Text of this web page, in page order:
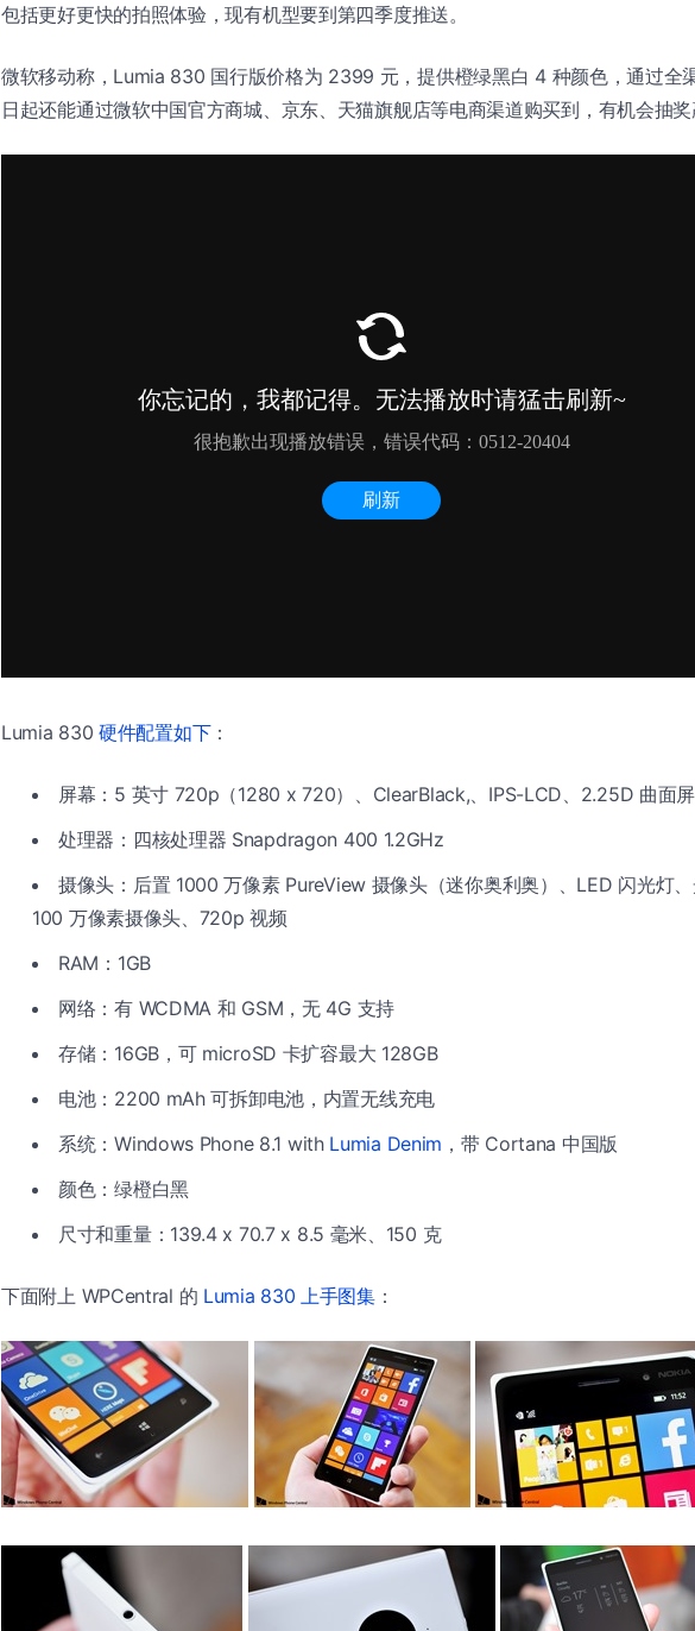
包括更好更快的拍照体验，现有机型要到第四季度推送。
微软移动称，Lumia 830 国行版价格为 2399 元，提供橙绿黑白 4 种颜色，通过全
日起还能通过微软中国官方商城、京东、天猫旗舰店等电商渠道购买到，有机会抽奖
Lumia 830硬件配置如下：
屏幕：5 英寸 720p（1280 x 720）、ClearBlack,、IPS-LCD、2.25D 曲面屏
处理器：四核处理器 Snapdragon 400 1.2GHz
摄像头：后置 1000 万像素 PureView 摄像头（迷你奥利奥）、LED 闪光灯
100 万像素摄像头、720p 视频
RAM：1GB
网络：有 WCDMA 和 GSM，无 4G 支持
存储：16GB，可 microSD 卡扩容最大 128GB
电池：2200 mAh 可拆卸电池，内置无线充电
系统：Windows Phone 8.1 with Lumia Denim ，带 Cortana 中国版
颜色：绿橙白黑
尺寸和重量：139.4 x 70.7 x 8.5 毫米、150 克
下面附上 WPCentral 的 Lumia 830 上手图集：